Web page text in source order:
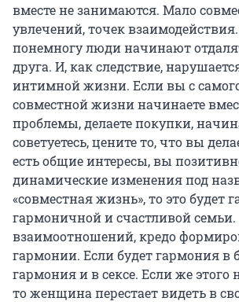
вместе не занимаются. Мало
увлечений, точек
понемногу люди начинают
друга. И, как следствие,
интимной жизни. Если вы с
совместной жизни начинаете
проблемы, делаете покупки,
советуетесь, цените то, что вы
есть общие интересы, вы
динамические изменения под
«совместная жизнь», то это будет
гармоничной и счастливой семьи.
взаимоотношений, кредо
гармонии. Если будет гармония в
гармония и в сексе. Если же этого
то женщина перестает видеть в